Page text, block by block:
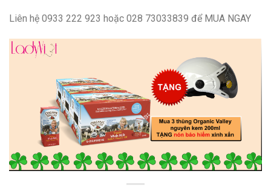
Liên hệ 0933 222 923 hoặc 028 73033839 để MUA NGAY